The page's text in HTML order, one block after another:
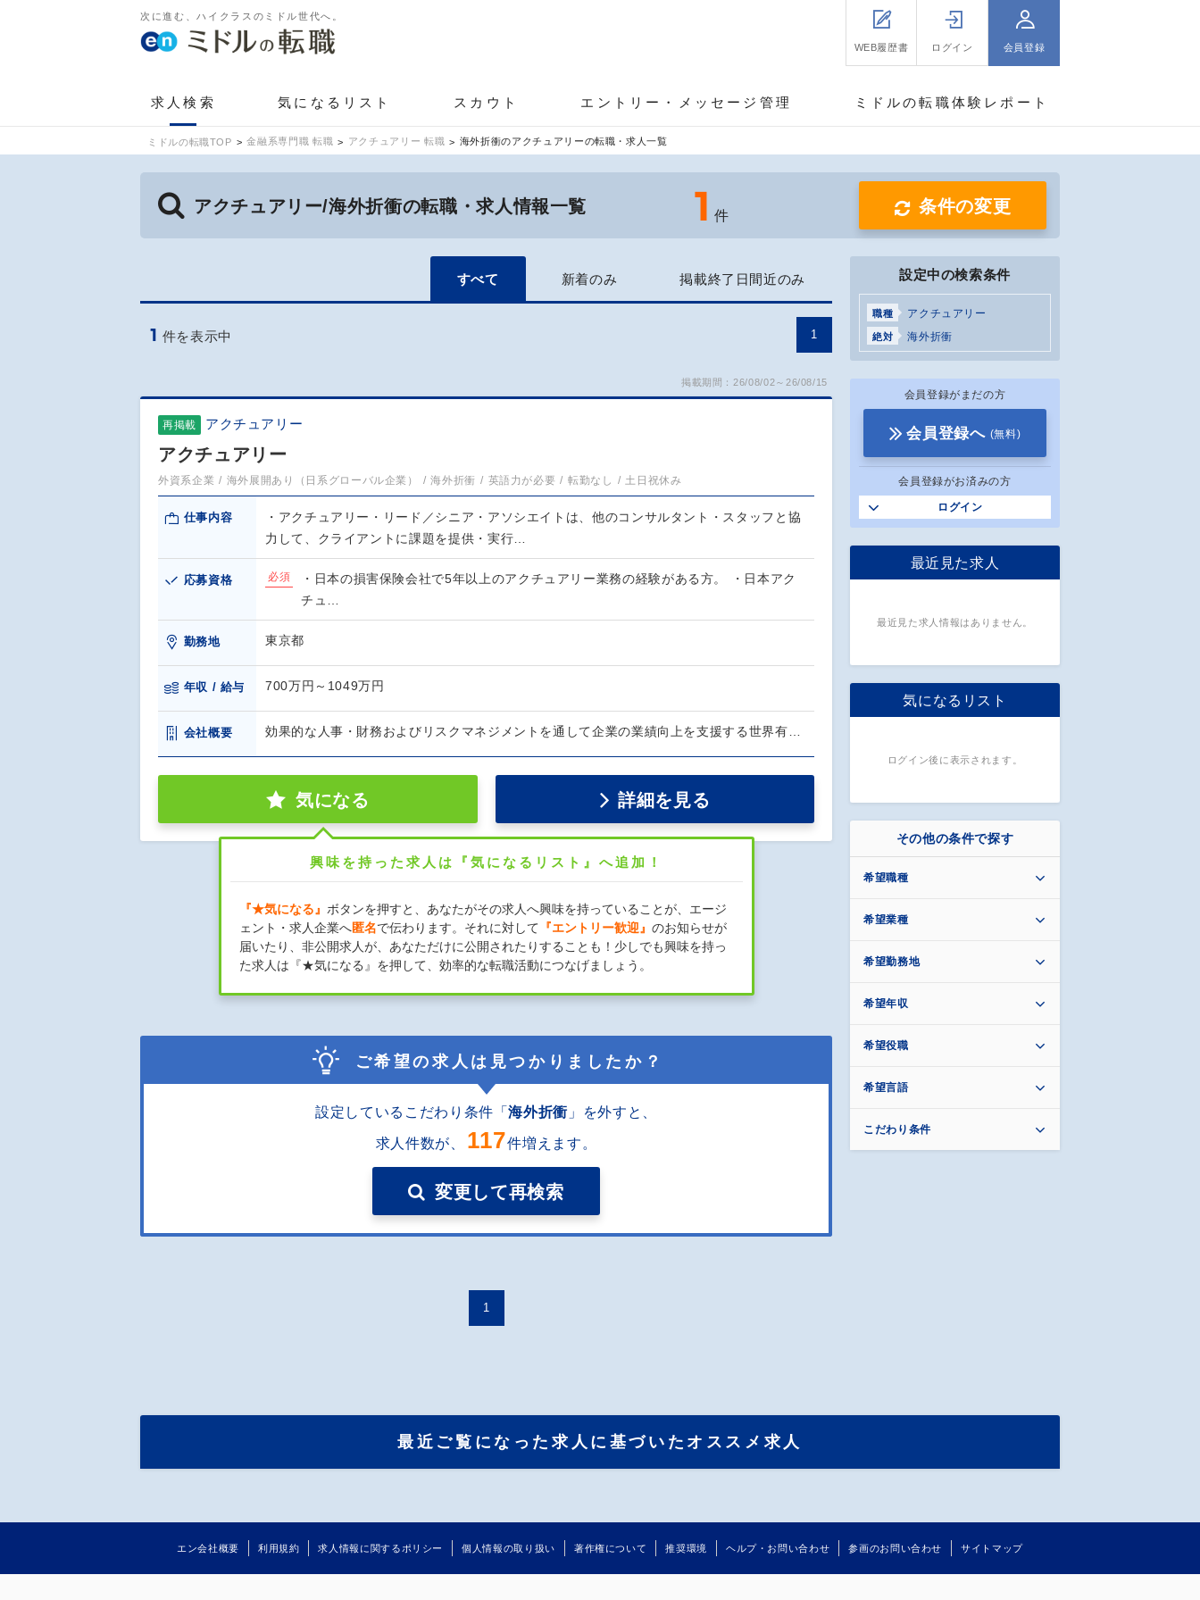
次に進む、ハイクラスのミドル世代へ。
WEB履歴書 ログイン 会員登録
求人検索 気になるリスト スカウト エントリー・メッセージ管理 ミドルの転職体験レポート
ミドルの転職TOP 金融系専門職 転職 アクチュアリー 転職 海外折衝のアクチュアリーの転職・求人一覧
アクチュアリー/海外折衝の転職・求人情報一覧 1 件 条件の変更
すべて 新着のみ 掲載終了日間近のみ
1 件を表示中 1
掲載期間：26/08/02～26/08/15
再掲載 アクチュアリー
アクチュアリー
外資系企業 海外展開あり（日系グローバル企業） 海外折衝 英語力が必要 転勤なし 土日祝休み
仕事内容
・アクチュアリー・リード／シニア・アソシエイトは、他のコンサルタント・スタッフと協
力して、クライアントに課題を提供・実行…
応募資格 必須
・日本の損害保険会社で5年以上のアクチュアリー業務の経験がある方。 ・日本アク
チュ…
勤務地 東京都
年収 / 給与 700万円～1049万円
会社概要 効果的な人事・財務およびリスクマネジメントを通して企業の業績向上を支援する世界有…
気になる 詳細を見る
興味を持った求人は『気になるリスト』へ追加！
『★気になる』 ボタンを押すと、あなたがその求人へ興味を持っていることが、エージ
ェント・求人企業へ匿名で伝わります。それに対して 『エントリー歓迎』 のお知らせが
届いたり、非公開求人が、あなただけに公開されたりすることも！少しでも興味を持っ
た求人は『★気になる』を押して、効率的な転職活動につなげましょう。
ご希望の求人は見つかりましたか？
設定しているこだわり条件「海外折衝 」を外すと
求人件数が、 117件増えます。
変更して再検索
1
設定中の検索条件
職種 アクチュアリー
絶対 海外折衝
会員登録がまだの方
会員登録へ (無料)
会員登録がお済みの方
ログイン
最近見た求人
最近見た求人情報はありません。
気になるリスト
ログイン後に表示されます。
その他の条件で探す
希望職種
希望業種
希望勤務地
希望年収
希望役職
希望言語
こだわり条件
最近ご覧になった求人に基づいたオススメ求人
エン会社概要 利用規約 求人情報に関するポリシー 個人情報の取り扱い 著作権について 推奨環境 ヘルプ・お問い合わせ 参画のお問い合わせ サイトマップ